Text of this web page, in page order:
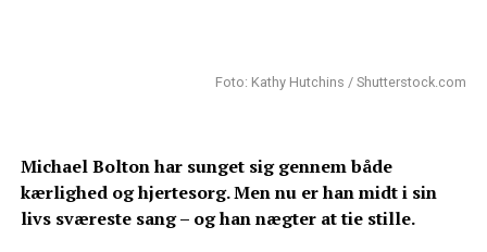
Foto: Kathy Hutchins / Shutterstock.com
Michael Bolton har sunget sig gennem både
kærlighed og hjertesorg. Men nu er han midt i sin
livs sværeste sang – og han nægter at tie stille.